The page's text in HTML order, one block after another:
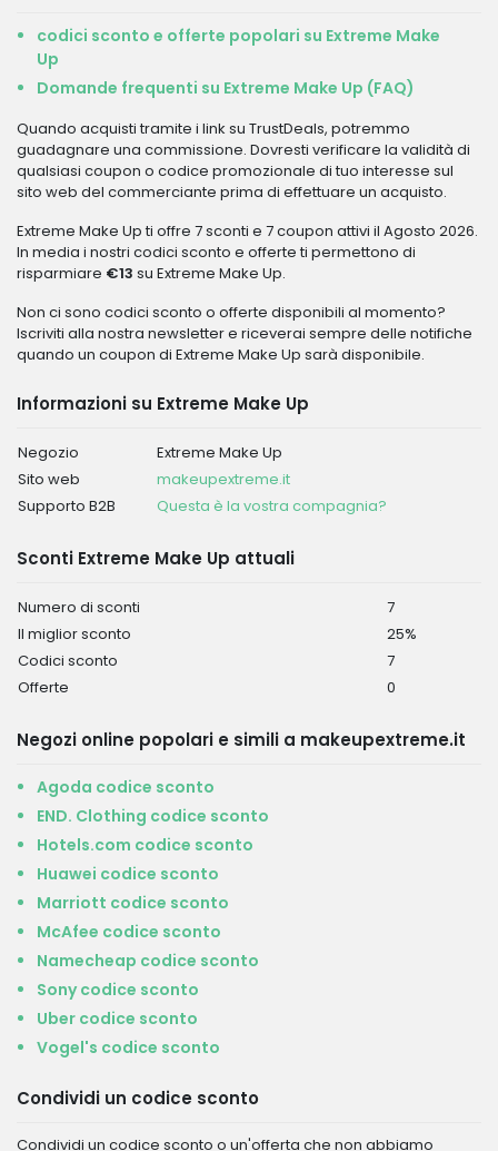
codici sconto e offerte popolari su Extreme Make
Up
Domande frequenti su Extreme Make Up (FAQ)
Quando acquisti tramite i link su TrustDeals, potremmo
guadagnare una commissione. Dovresti verificare la validità di
qualsiasi coupon o codice promozionale di tuo interesse sul
sito web del commerciante prima di effettuare un acquisto.
Extreme Make Up ti offre 7 sconti e 7 coupon attivi il Agosto 2026.
In media i nostri codici sconto e offerte ti permettono di
risparmiare €13 su Extreme Make Up.
Non ci sono codici sconto o offerte disponibili al momento?
Iscriviti alla nostra newsletter e riceverai sempre delle notifiche
quando un coupon di Extreme Make Up sarà disponibile.
Informazioni su Extreme Make Up
Negozio
Extreme Make Up
Sito web
makeupextreme.it
Supporto B2B
Questa è la vostra compagnia?
Sconti Extreme Make Up attuali
Numero di sconti
7
Il miglior sconto
25%
Codici sconto
7
Offerte
0
Negozi online popolari e simili a makeupextreme.it
Agoda codice sconto
END. Clothing codice sconto
Hotels.com codice sconto
Huawei codice sconto
Marriott codice sconto
McAfee codice sconto
Namecheap codice sconto
Sony codice sconto
Uber codice sconto
Vogel's codice sconto
Condividi un codice sconto
Condividi un codice sconto o un'offerta che non abbiamo